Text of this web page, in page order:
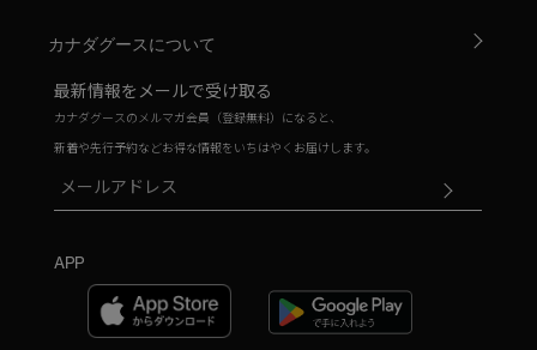
カナダグースについて
最新情報をメールで受け取る
カナダグースのメルマガ会員（登録無料）になると、
新着や先行予約などお得な情報をいちはやくお届けします。
APP